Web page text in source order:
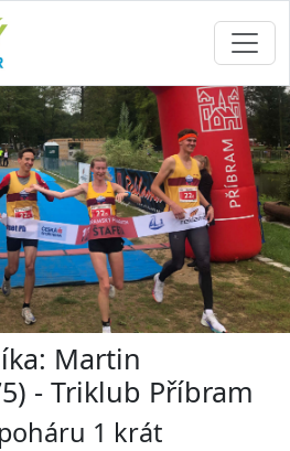
Martin
- Triklub Příbram
1 krát